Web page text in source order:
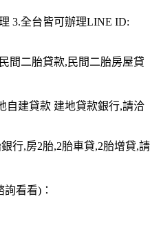
3.全台皆可辦理LINE ID:
間二胎貸款,民間二胎房屋貸
自建貸款 建地貸款銀行,請洽
行,房2胎,2胎車貸,2胎增貸,請
看看)：